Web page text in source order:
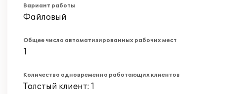
Вариант работы
Файловый
Общее число автоматизированных рабочих мест
1
Количество одновременно работающих клиентов
Толстый клиент: 1